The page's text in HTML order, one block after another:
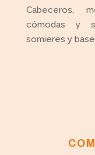
Cabeceros,
cómodas y
somieres y